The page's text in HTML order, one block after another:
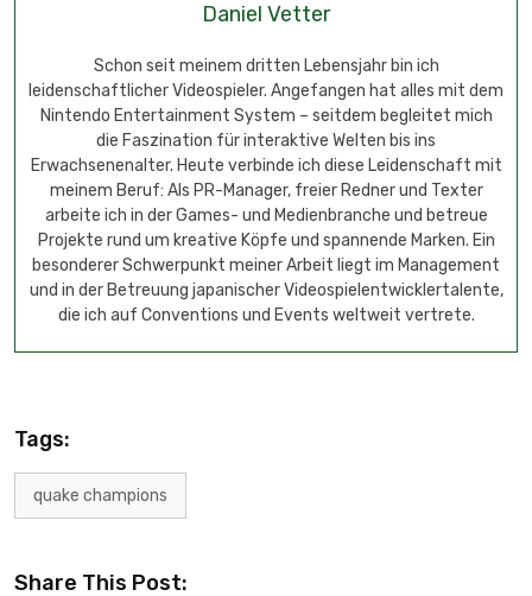
Daniel Vetter
Schon seit meinem dritten Lebensjahr bin ich
leidenschaftlicher Videospieler. Angefangen hat alles mit dem
Nintendo Entertainment System – seitdem begleitet mich
die Faszination für interaktive Welten bis ins
Erwachsenenalter. Heute verbinde ich diese Leidenschaft mit
meinem Beruf: Als PR-Manager, freier Redner und Texter
arbeite ich in der Games- und Medienbranche und betreue
Projekte rund um kreative Köpfe und spannende Marken. Ein
besonderer Schwerpunkt meiner Arbeit liegt im Management
und in der Betreuung japanischer Videospielentwicklertalente,
die ich auf Conventions und Events weltweit vertrete.
Tags:
quake champions
Share This Post: